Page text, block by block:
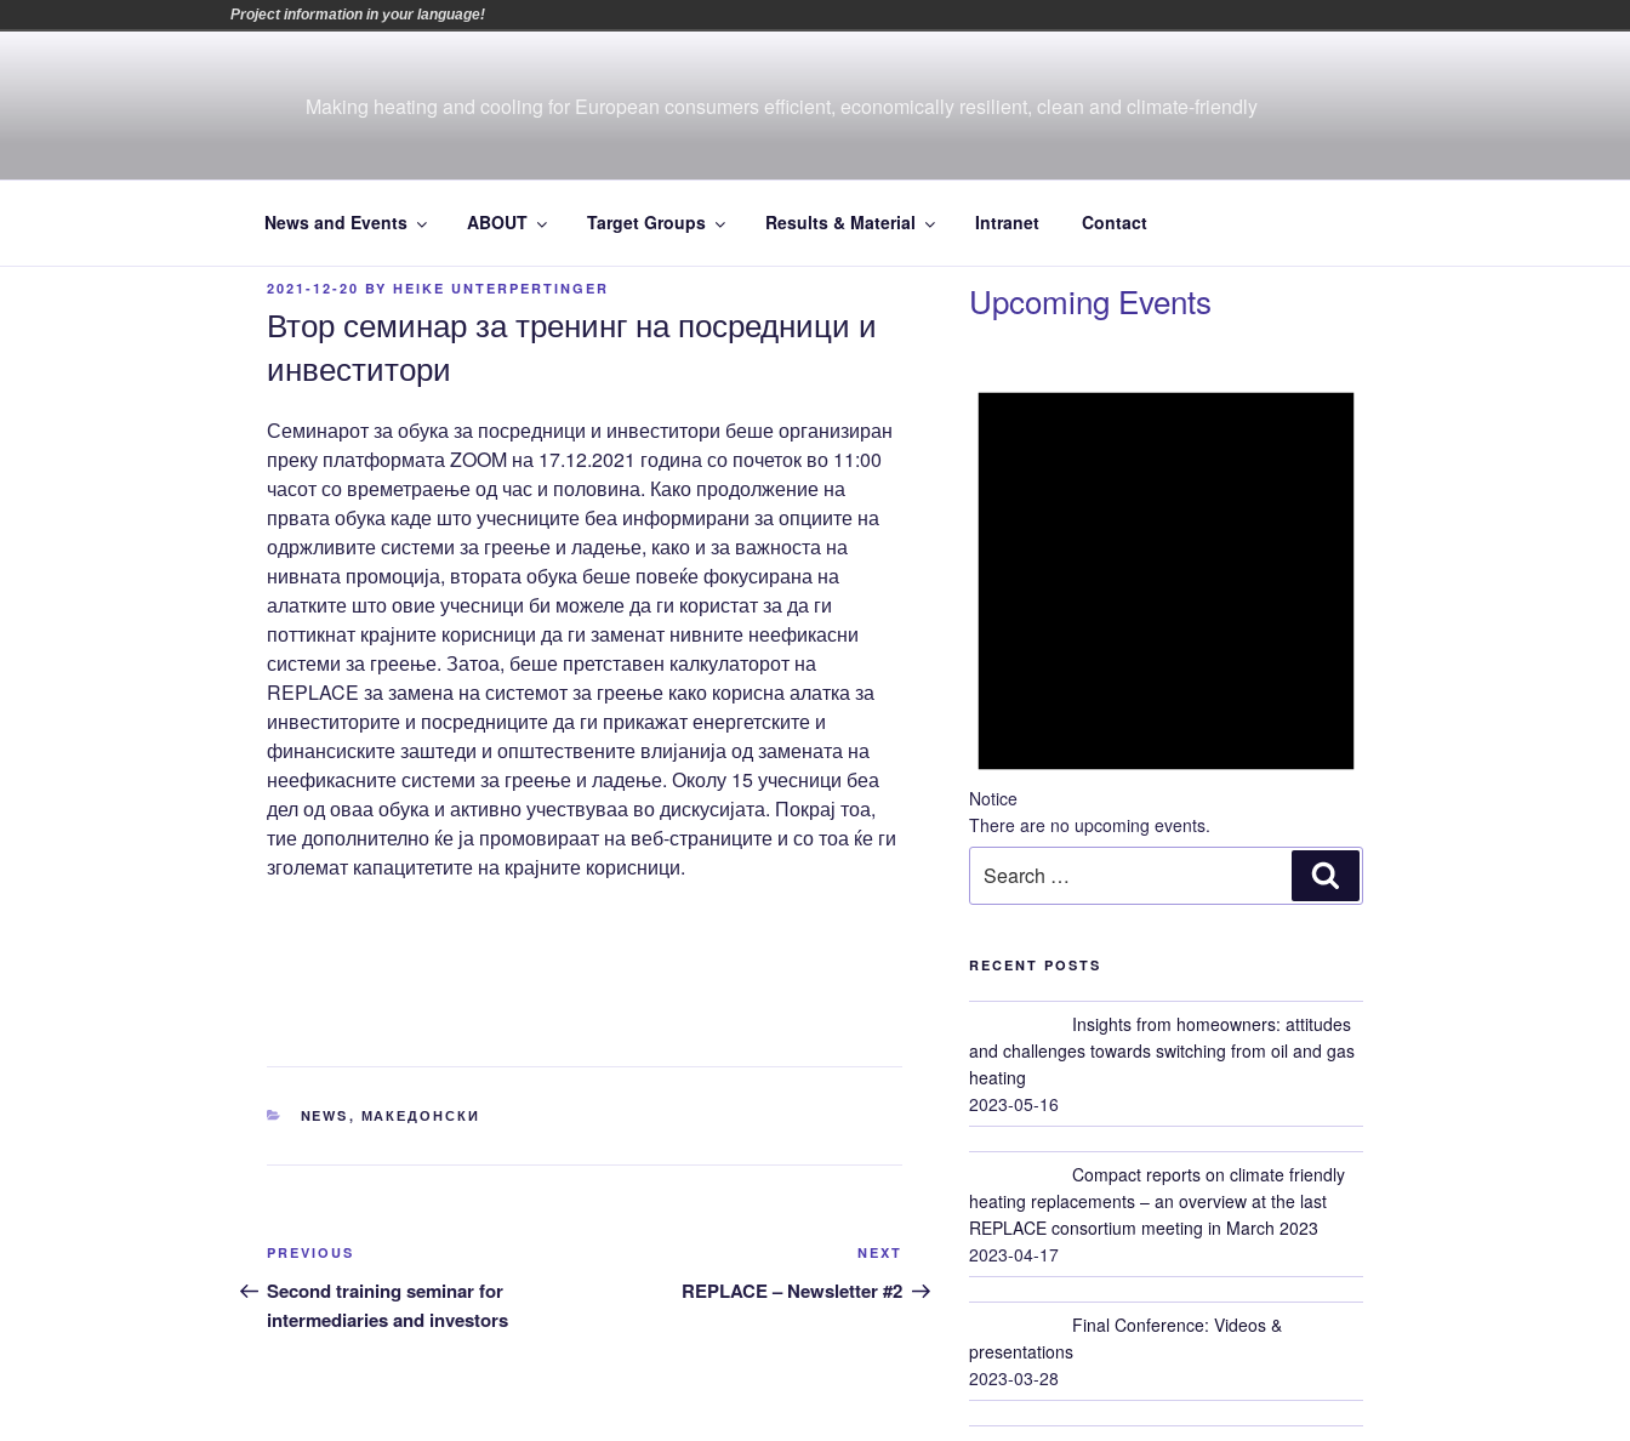
Making heating and cooling for European consumers efficient, economically resilient, clean and climate-friendly
News and Events ABOUT Target Groups Results & Material Intranet Contact
POSTED
2021-12-20 BY HEIKE UNTERPERTINGER
Втор семинар за тренинг на посредници и
инвеститори
Семинарот за обука за посредници и инвеститори беше организиран
преку платформата ZOOM на 17.12.2021 година со почеток во 11:00
часот со времетраење од час и половина. Како продолжение на
првата обука каде што учесниците беа информирани за опциите на
одржливите системи за греење и ладење, како и за важноста на
нивната промоција, втората обука беше повеќе фокусирана на
алатките што овие учесници би можеле да ги користат за да ги
поттикнат крајните корисници да ги заменат нивните неефикасни
системи за греење. Затоа, беше претставен калкулаторот на
REPLACE за замена на системот за греење како корисна алатка за
инвеститорите и посредниците да ги прикажат енергетските и
финансиските заштеди и општествените влијанија од замената на
неефикасните системи за греење и ладење. Околу 15 учесници беа
дел од оваа обука и активно учествуваа во дискусијата. Покрај тоа,
тие дополнително ќе ја промовираат на веб-страниците и со тоа ќе ги
зголемат капацитетите на крајните корисници.
CATEGORIES
NEWS , МАКЕДОНСКИ
Post
navigation
Previous
Post
PREVIOUS
Second training seminar for
intermediaries and investors
Post
NEXT
REPLACE – Newsletter #2
Upcoming Events
Notice
There are no upcoming events.
for:
RECENT POSTS
Insights from homeowners: attitudes
and challenges towards switching from oil and gas
heating
2023-05-16
Compact reports on climate friendly
heating replacements – an overview at the last
REPLACE consortium meeting in March 2023
2023-04-17
Final Conference: Videos &
presentations
2023-03-28
Project information in your language!